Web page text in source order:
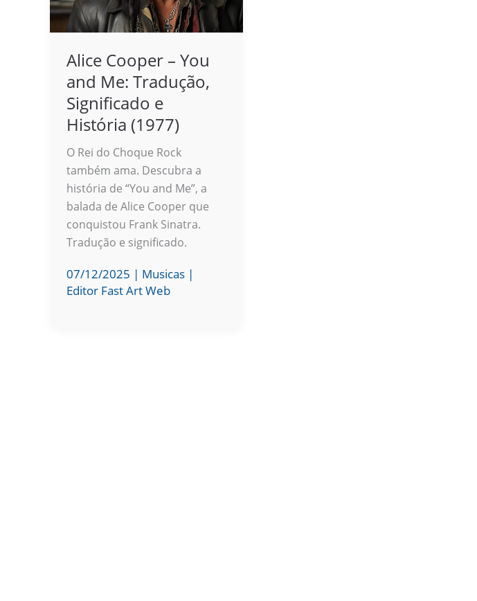
Alice Cooper – You
and Me: Tradução,
Significado e
História (1977)
O Rei do Choque Rock
também ama. Descubra a
história de “You and Me”, a
balada de Alice Cooper que
conquistou Frank Sinatra.
Tradução e significado.
07/12/2025 | Musicas |
Editor Fast Art Web